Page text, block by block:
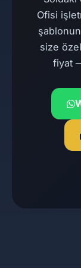
Ofisi
size
fiyat